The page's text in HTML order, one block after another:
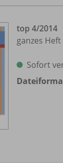
top 4/2014
ganzes Heft
Sofort